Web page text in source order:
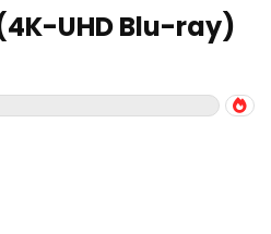
UHD Blu-ray)